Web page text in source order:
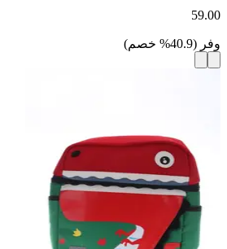
59.00
وفر (
40.9
% خصم)